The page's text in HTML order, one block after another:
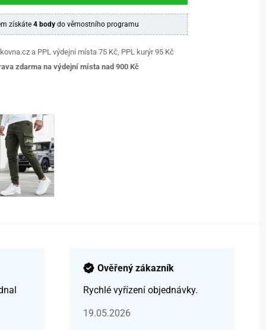
získáte 4 bodydo věrnostního programu
a PPL výdejní místa 75 Kč, PPL kurýr 95 Kč
zdarma na výdejní místa nad 900 Kč
Ověřený zákazník
Rychlé vyřízení objednávky.
19.05.2026